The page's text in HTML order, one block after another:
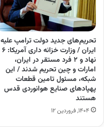
تحریم‌های جدید دولت ترامپ علیه
ایران / وزارت خزانه داری آمریکا: ۶
نهاد و ۲ فرد مستقر در ایران،
امارات و چین تحریم شدند / این
شبکه، مسئول تامین قطعات
پهپاد‌های صنایع هوانوردی قدس
هستند
۱۴۰۴, فروردین ۱۲